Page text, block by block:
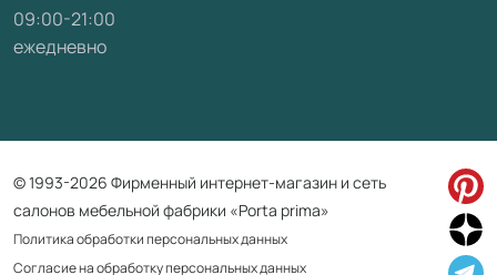
09:00-21:00
ежедневно
© 1993-2026 Фирменный интернет-магазин и сеть
салонов мебельной фабрики «Porta prima»
Политика обработки персональных данных
Согласие на обработку персональных данных